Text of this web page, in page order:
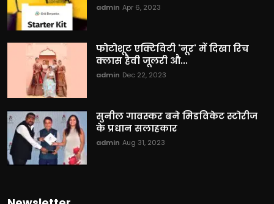
admin Apr 6, 2023
फोटोशूट एक्टिविटी 'नूर' में दिखा रिच
क्लास हैवी जूलरी औ...
admin Dec 22, 2023
सुनील गावस्कर बने मिडविकेट स्टोरीज
के प्रधान सलाहकार
admin Aug 31, 2023